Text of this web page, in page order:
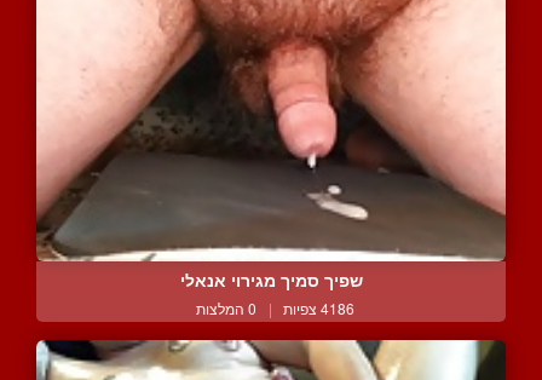
שפיך סמיך מגירוי אנאלי
4186 צפיות | 0 המלצות